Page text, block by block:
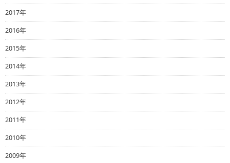
2017年
2016年
2015年
2014年
2013年
2012年
2011年
2010年
2009年